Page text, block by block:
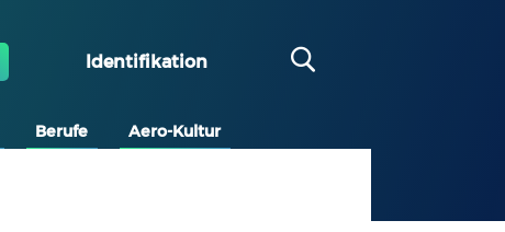
Identifikation
Berufe Aero-Kultur